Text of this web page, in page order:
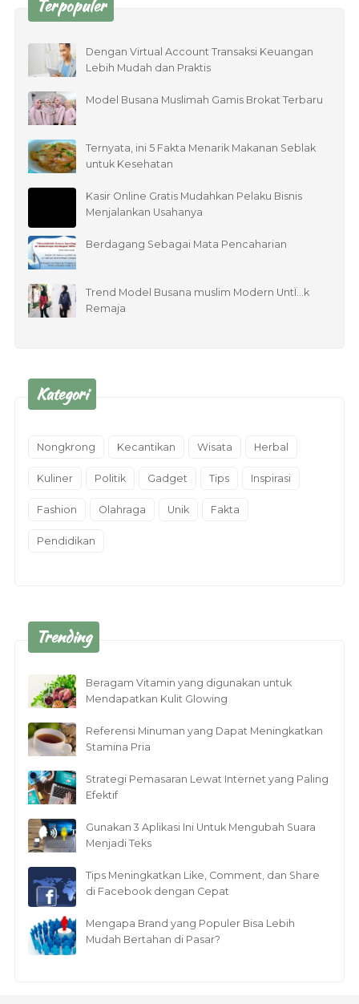
Terpopuler
Dengan Virtual Account Transaksi Keuangan
Lebih Mudah dan Praktis
Model Busana Muslimah Gamis Brokat Terbaru
Ternyata, ini 5 Fakta Menarik Makanan Seblak
untuk Kesehatan
Kasir Online Gratis Mudahkan Pelaku Bisnis
Menjalankan Usahanya
Berdagang Sebagai Mata Pencaharian
Trend Model Busana muslim Modern UntÏ…k
Remaja
Kategori
Nongkrong Kecantikan Wisata Herbal
Kuliner Politik Gadget Tips Inspirasi
Fashion Olahraga Unik Fakta
Pendidikan
Trending
Beragam Vitamin yang digunakan untuk
Mendapatkan Kulit Glowing
Referensi Minuman yang Dapat Meningkatkan
Stamina Pria
Strategi Pemasaran Lewat Internet yang Paling
Efektif
Gunakan 3 Aplikasi Ini Untuk Mengubah Suara
Menjadi Teks
Tips Meningkatkan Like, Comment, dan Share
di Facebook dengan Cepat
Mengapa Brand yang Populer Bisa Lebih
Mudah Bertahan di Pasar?